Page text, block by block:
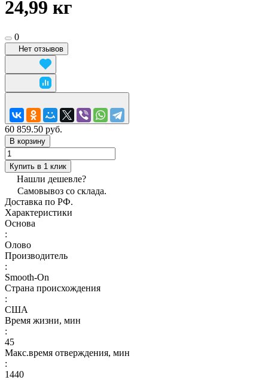
24,99 кг
0
Нет отзывов
60 859.50 руб.
В корзину
Купить в 1 клик
Нашли дешевле?
Самовывоз со склада.
Доставка по РФ.
Характеристики
Основа
:
Олово
Производитель
:
Smooth-On
Страна происхождения
:
США
Время жизни, мин
:
45
Макс.время отверждения, мин
:
1440